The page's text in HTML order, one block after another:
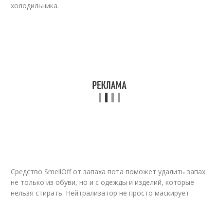
холодильника.
Средство SmellOff от запаха пота поможет удалить запах
не только из обуви, но и с одежды и изделий, которые
нельзя стирать. Нейтрализатор не просто маскирует